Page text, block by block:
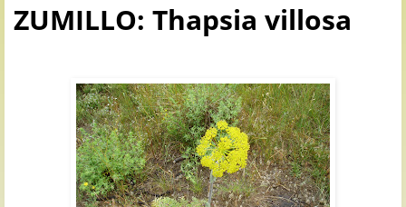
ZUMILLO: Thapsia villosa